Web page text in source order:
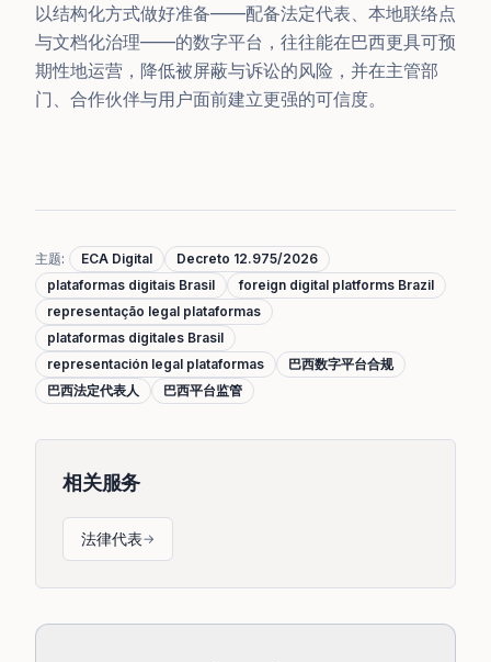
以结构化方式做好准备——配备法定代表、本地联络点
与文档化治理——的数字平台，往往能在巴西更具可预
期性地运营，降低被屏蔽与诉讼的风险，并在主管部
门、合作伙伴与用户面前建立更强的可信度。
主题: ECA Digital
Decreto 12.975/2026
plataformas digitais Brasil
foreign digital platforms Brazil
representação legal plataformas
plataformas digitales Brasil
representación legal plataformas
巴西数字平台合规
巴西法定代表人
巴西平台监管
相关服务
法律代表→